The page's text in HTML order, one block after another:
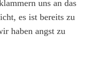
uns an das
es ist bereits zu
haben angst zu